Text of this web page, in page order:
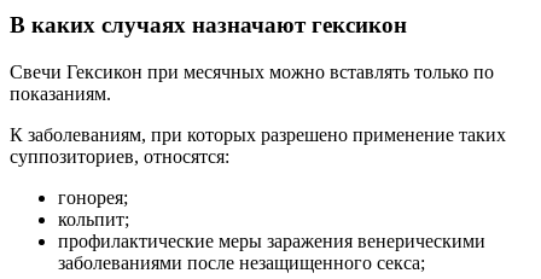
В каких случаях назначают гексикон
Свечи Гексикон при месячных можно вставлять только по
показаниям.
К заболеваниям, при которых разрешено применение таких
суппозиториев, относятся:
гонорея;
кольпит;
профилактические меры заражения венерическими
заболеваниями после незащищенного секса;